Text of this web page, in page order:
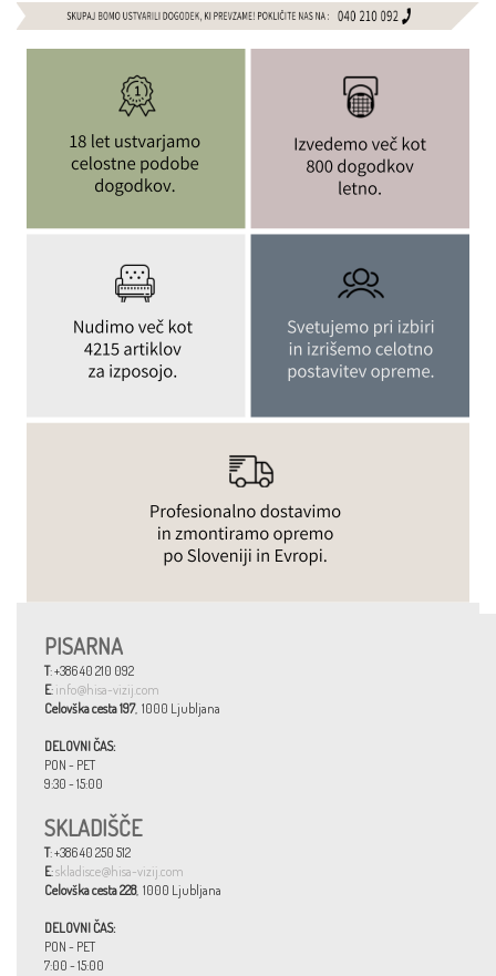
PISARNA
T: +386 40 210 092
E: info@hisa-vizij.com
Celovška cesta 197, 1000 Ljubljana
DELOVNI ČAS:
PON - PET
9:30 - 15:00
SKLADIŠČE
T: +386 40 250 512
E:skladisce@hisa-vizij.com
Celovška cesta 228, 1000 Ljubljana
DELOVNI ČAS:
PON - PET
7:00 - 15:00